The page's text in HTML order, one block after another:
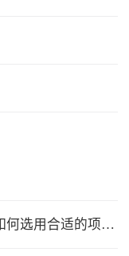
项目模板的“魔力”：标准化≠僵化，如何选用合适的项目模版？